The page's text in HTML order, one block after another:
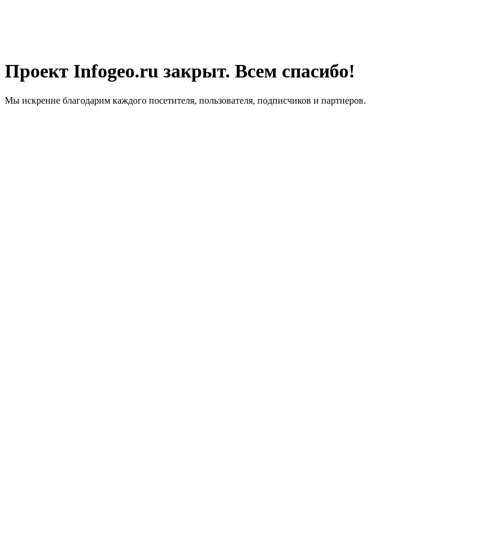
Проект Infogeo.ru закрыт. Всем спасибо!
Мы искренне благодарим каждого посетителя, пользователя, подписчиков и партнеров.